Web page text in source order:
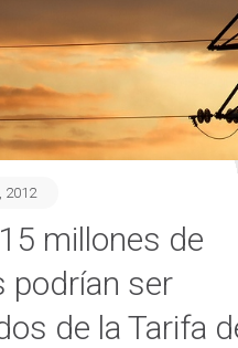
2012
millones de
podrían ser
de la Tarifa